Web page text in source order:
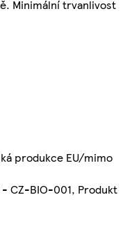
Minimální trvanlivost
produkce EU/mimo
CZ-BIO-001, Produkt